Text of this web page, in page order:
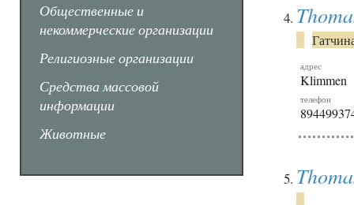
Общественные и
некоммерческие организации
Религиозные организации
Средства массовой
информации
Животные
адрес
Klimmen
телефон